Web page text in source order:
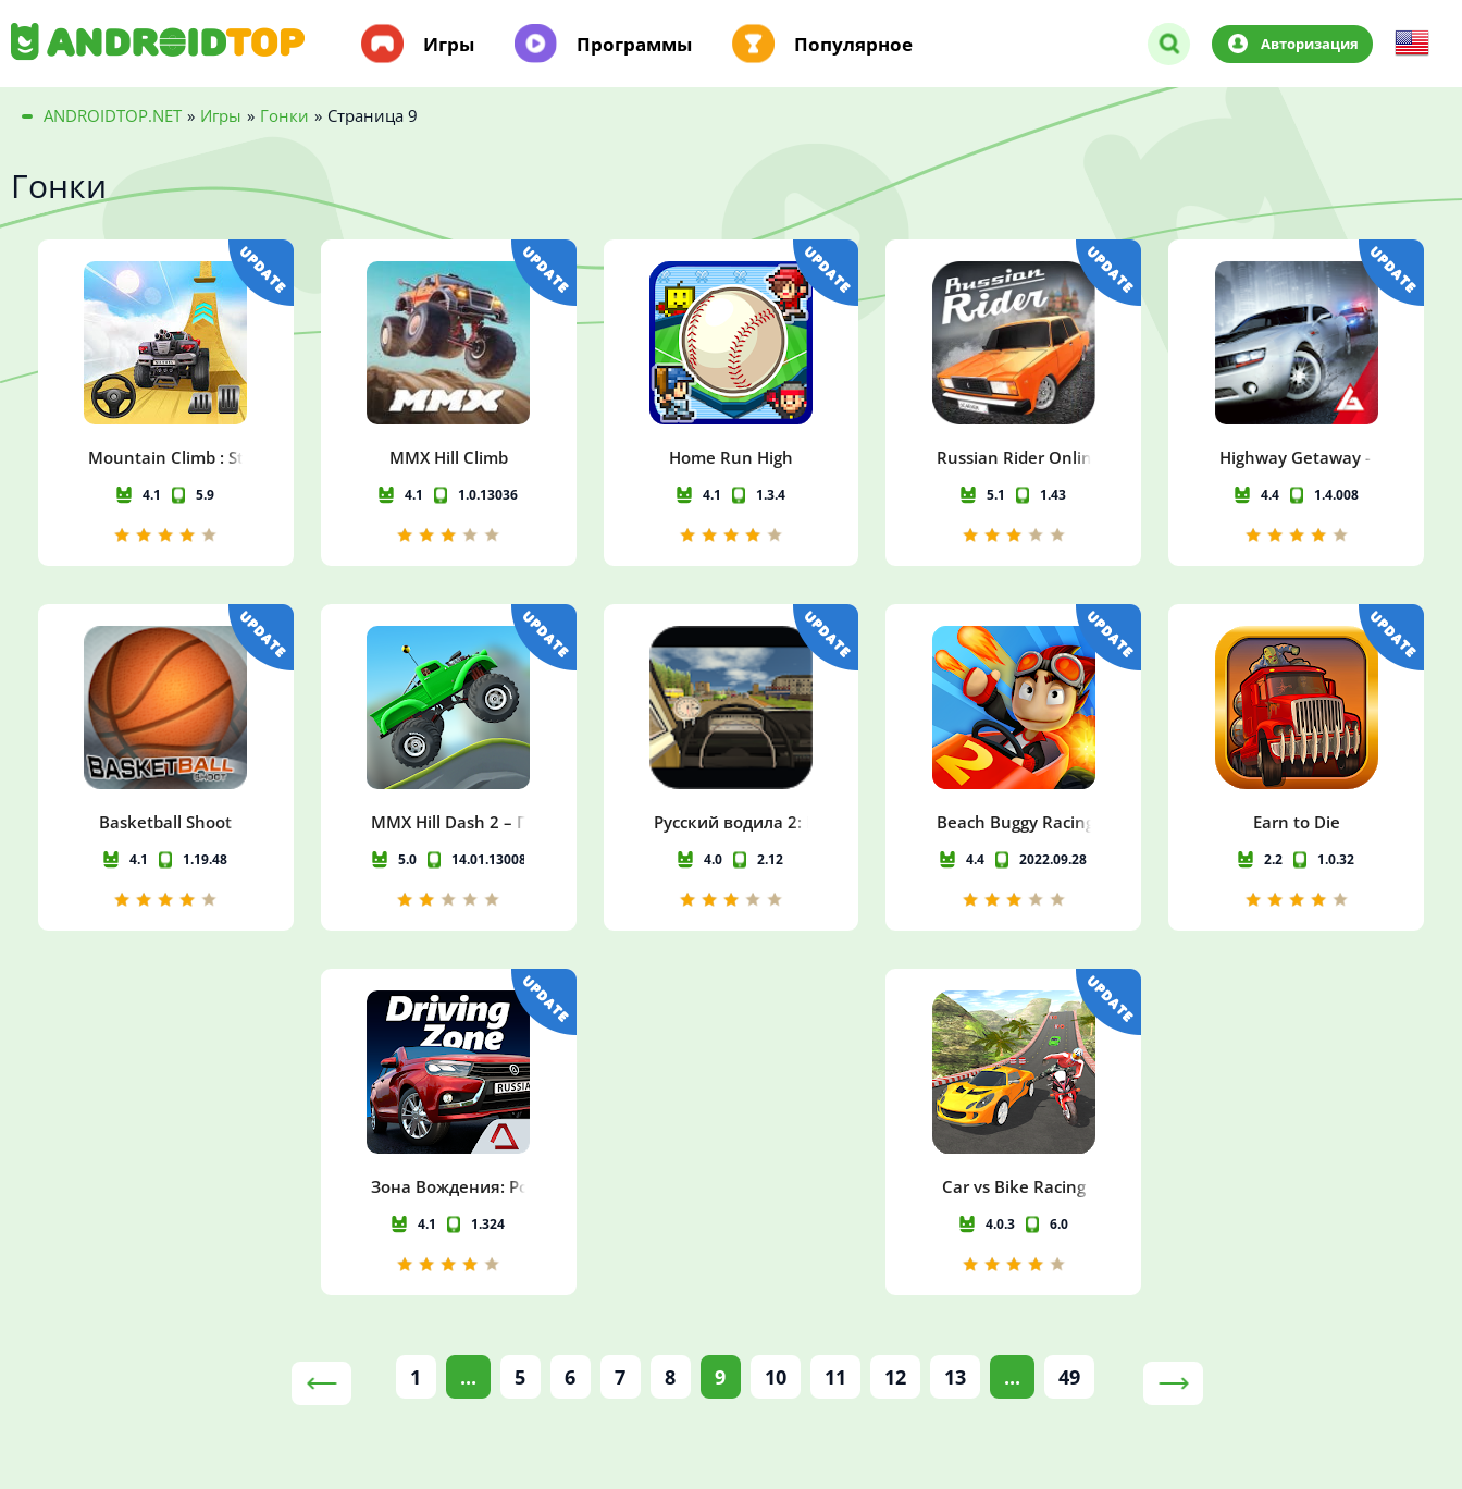
Игры Программы Популярное Авторизация
ANDROIDTOP.NET » Игры » Гонки » Страница 9
Гонки
Mountain Climb : Stunt
4.1 5.9
MMX Hill Climb
4.1 1.0.13036
Home Run High
4.1 1.3.4
Russian Rider Online
5.1 1.43
Highway Getaway - игры
4.4 1.4.008
Basketball Shoot
4.1 1.19.48
MMX Hill Dash 2 – Гонки по бездорожью
5.0 14.01.13008
Русский водила 2: На Байкал
4.0 2.12
Beach Buggy Racing 2
4.4 2022.09.28
Earn to Die
2.2 1.0.32
Зона Вождения: Россия
4.1 1.324
Car vs Bike Racing
4.0.3 6.0
1 ... 5 6 7 8 9 10 11 12 13 ... 49